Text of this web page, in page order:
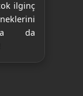
ilginç
da